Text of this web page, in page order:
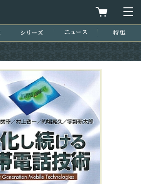
買物カゴを
近刊情報 シリーズ ニュース